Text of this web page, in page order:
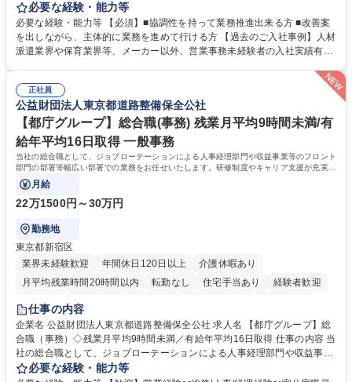
の作成・カタログ送付・来客対応・営業所内で発生する事務業務や業務改
善をお任せ。 【教育制度】ご入社後、育成担当とペアになりながらOJTに
て業務を覚えていただくことが可能です。業務システムがきちんと構築さ
れているため、スムーズに仕事に慣れることができる環境です。また、
常に改善を目指す風土のため、安心して業務に取り組んでいただけます。
募集職種 【大阪・京都・滋賀】営業事務 ※未経験可
必要な経験・能力等
必要な経験・能力等 【必須】■協調性を持って業務推進出来る方 ■改善案
を出しながら、主体的に業務を進めて行ける方 【過去のご入社事例】人材
派遣業界や保育業界等、メーカー以外、営業事務未経験者の入社実績有
により、キーエンスの付加価値向上に貢献します。ベースの定型業務に加
えて、お客様や社員の状況に合わせ、能動的なサポート、改善の動きも期
待され。組織を支えるスペシャリストとして、チームに貢献し、結果的に
社員から頼られる存在になることができます。平均19:30の退勤以降の業
務の持ち帰りも禁止されており、メリハリのある働き方となります。 学
歴・資格 学歴：大学院 大学 高専 短大 語学力： 資格：
正社員
公益財団法人東京都道路整備保全公社
【都庁グループ】総合職(事務) 残業月平均9時間未満/有
給年平均16日取得 一般事務
当社の総合職として、ジョブローテーションによる人事経理部門や収益事業等のフロント
部門の部署等幅広い部署での業務をお任せいたします。研修制度やキャリア支援が充実し
ております！ ※下記業務詳細
月給
22万1500円～30万円
勤務地
東京都新宿区
業界未経験歓迎
年間休日120日以上
介護休暇あり
月平均残業時間20時間以内
転勤なし 住宅手当あり
経験者歓迎
研修あり
退職金あり
駅近5分以内
資格取得手当あり 食事補助あり
仕事の内容
企業名 公益財団法人東京都道路整備保全公社 求人名 【都庁グループ】総
合職（事務）◇残業月平均9時間未満／有給年平均16日取得 仕事の内容 当
社の総合職として、ジョブローテーションによる人事経理部門や収益事業
等のフロント部門の部署等幅広い部署での業務をお任せいたします。研修
必要な経験・能力等